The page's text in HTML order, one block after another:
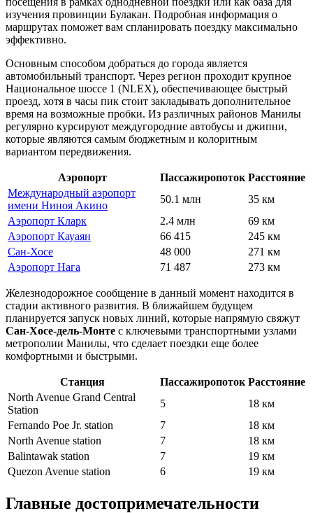
изучения провинции Булакан. Подробная информация о
маршрутах поможет вам спланировать поездку максимально
эффективно.
Основным способом добраться до города является
автомобильный транспорт. Через регион проходит крупное
Национальное шоссе 1 (NLEX), обеспечивающее быстрый
проезд, хотя в часы пик стоит закладывать дополнительное
время на возможные пробки. Из различных районов Манилы
регулярно курсируют междугородние автобусы и джипни,
которые являются самым бюджетным и колоритным
вариантом передвижения.
Аэропорт Пассажиропоток Расстояние
Международный аэропорт
имени Ниноя Акино
50.1 млн
35 км
Аэропорт Кларк
2.4 млн
69 км
Аэропорт Кауаян
66 415
245 км
Сан-Хосе
48 000
271 км
Аэропорт Нага
71 487 273 км
Железнодорожное сообщение в данный момент находится в
стадии активного развития. В ближайшем будущем
планируется запуск новых линий, которые напрямую свяжут
Сан-Хосе-дель-Монте с ключевыми транспортными узлами
метрополии Манилы, что сделает поездки еще более
комфортными и быстрыми.
Станция Пассажиропоток Расстояние
North Avenue Grand Central
Station
5
18 км
Fernando Poe Jr. station
7
18 км
North Avenue station
7
18 км
Balintawak station
7
19 км
Quezon Avenue station
6 19 км
Главные достопримечательности